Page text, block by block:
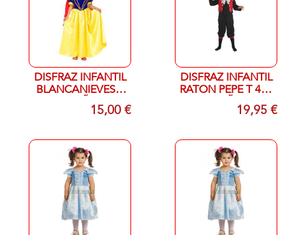
DISFRAZ INFANTIL
BLANCANIEVES T
7-9 AÑOS15,00 €
DISFRAZ INFANTIL
RATON PEPE T 4 9-
11 AÑOS19,95 €